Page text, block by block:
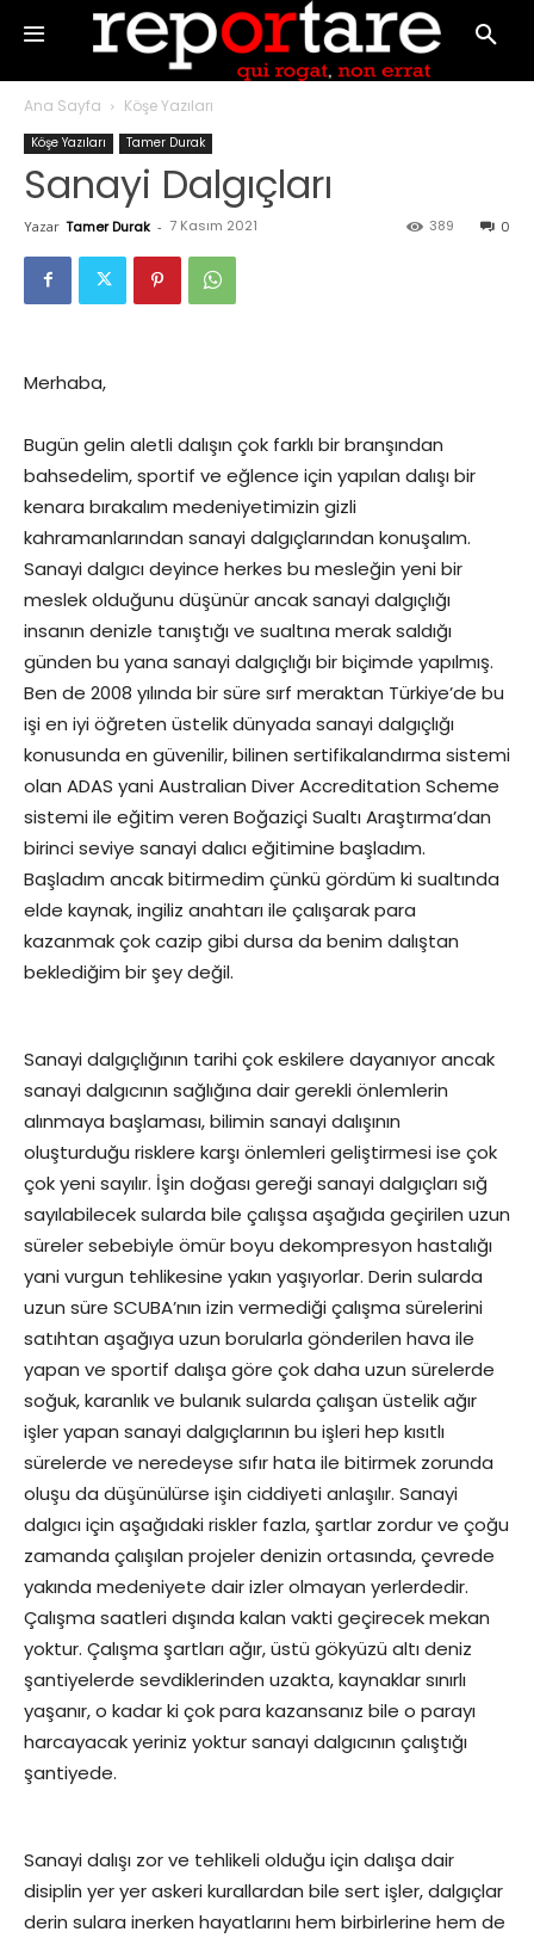
Ana Sayfa Köşe Yazıları
Köşe Yazıları Tamer Durak
Sanayi Dalgıçları
Yazar Tamer Durak - 7 Kasım 2021 0
389
Merhaba,
Bugün gelin aletli dalışın çok farklı bir branşından
bahsedelim, sportif ve eğlence için yapılan dalışı bir
kenara bırakalım medeniyetimizin gizli
kahramanlarından sanayi dalgıçlarından konuşalım.
Sanayi dalgıcı deyince herkes bu mesleğin yeni bir
meslek olduğunu düşünür ancak sanayi dalgıçlığı
insanın denizle tanıştığı ve sualtına merak saldığı
günden bu yana sanayi dalgıçlığı bir biçimde yapılmış.
Ben de 2008 yılında bir süre sırf meraktan Türkiye’de bu
işi en iyi öğreten üstelik dünyada sanayi dalgıçlığı
konusunda en güvenilir, bilinen sertifikalandırma sistemi
olan ADAS yani Australian Diver Accreditation Scheme
sistemi ile eğitim veren Boğaziçi Sualtı Araştırma’dan
birinci seviye sanayi dalıcı eğitimine başladım.
Başladım ancak bitirmedim çünkü gördüm ki sualtında
elde kaynak, ingiliz anahtarı ile çalışarak para
kazanmak çok cazip gibi dursa da benim dalıştan
beklediğim bir şey değil.
Sanayi dalgıçlığının tarihi çok eskilere dayanıyor ancak
sanayi dalgıcının sağlığına dair gerekli önlemlerin
alınmaya başlaması, bilimin sanayi dalışının
oluşturduğu risklere karşı önlemleri geliştirmesi ise çok
çok yeni sayılır. İşin doğası gereği sanayi dalgıçları sığ
sayılabilecek sularda bile çalışsa aşağıda geçirilen uzun
süreler sebebiyle ömür boyu dekompresyon hastalığı
yani vurgun tehlikesine yakın yaşıyorlar. Derin sularda
uzun süre SCUBA’nın izin vermediği çalışma sürelerini
satıhtan aşağıya uzun borularla gönderilen hava ile
yapan ve sportif dalışa göre çok daha uzun sürelerde
soğuk, karanlık ve bulanık sularda çalışan üstelik ağır
işler yapan sanayi dalgıçlarının bu işleri hep kısıtlı
sürelerde ve neredeyse sıfır hata ile bitirmek zorunda
oluşu da düşünülürse işin ciddiyeti anlaşılır. Sanayi
dalgıcı için aşağıdaki riskler fazla, şartlar zordur ve çoğu
zamanda çalışılan projeler denizin ortasında, çevrede
yakında medeniyete dair izler olmayan yerlerdedir.
Çalışma saatleri dışında kalan vakti geçirecek mekan
yoktur. Çalışma şartları ağır, üstü gökyüzü altı deniz
şantiyelerde sevdiklerinden uzakta, kaynaklar sınırlı
yaşanır, o kadar ki çok para kazansanız bile o parayı
harcayacak yeriniz yoktur sanayi dalgıcının çalıştığı
şantiyede.
Sanayi dalışı zor ve tehlikeli olduğu için dalışa dair
disiplin yer yer askeri kurallardan bile sert işler, dalgıçlar
derin sulara inerken hayatlarını hem birbirlerine hem de